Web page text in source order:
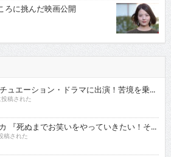
に挑んだ映画公開
ュエーション・ドラマに出演！苦境を乗...
稿された
『死ぬまでお笑いをやっていきたい！そ...
稿された